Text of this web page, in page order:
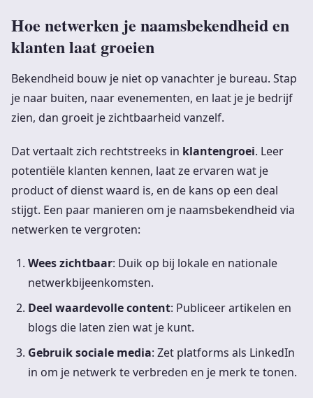
Hoe netwerken je naamsbekendheid en
klanten laat groeien
Bekendheid bouw je niet op vanachter je bureau. Stap
je naar buiten, naar evenementen, en laat je je bedrijf
zien, dan groeit je zichtbaarheid vanzelf.
Dat vertaalt zich rechtstreeks in klantengroei. Leer
potentiële klanten kennen, laat ze ervaren wat je
product of dienst waard is, en de kans op een deal
stijgt. Een paar manieren om je naamsbekendheid via
netwerken te vergroten:
Wees zichtbaar: Duik op bij lokale en nationale
netwerkbijeenkomsten.
Deel waardevolle content: Publiceer artikelen en
blogs die laten zien wat je kunt.
Gebruik sociale media: Zet platforms als LinkedIn
in om je netwerk te verbreden en je merk te tonen.